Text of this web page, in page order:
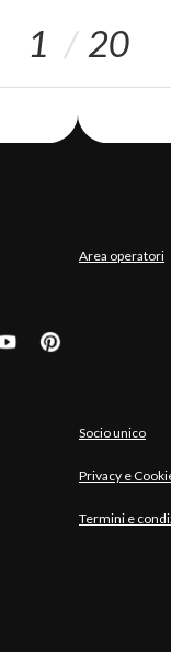
1 20
Area operatori
Socio unico
Privacy e
Termini e